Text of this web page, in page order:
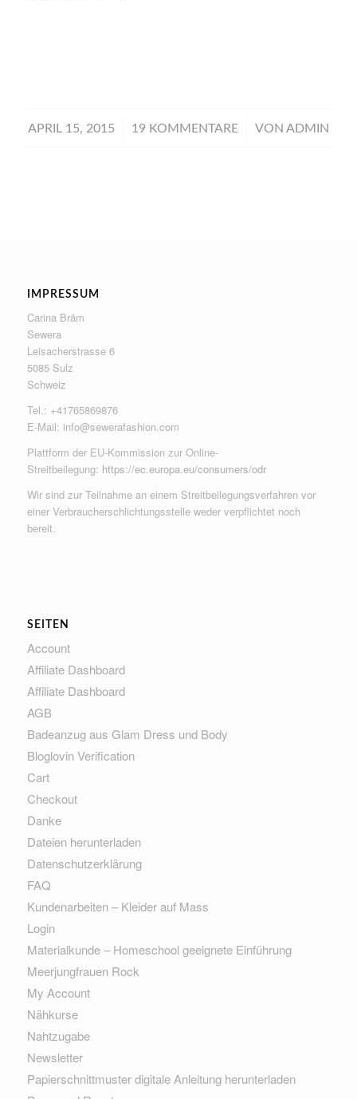
APRIL 15, 2015
/ 19 KOMMENTARE
/ VON ADMIN
IMPRESSUM
Carina Bräm
Sewera
Leisacherstrasse 6
5085 Sulz
Schweiz
Tel.: +41765869876
E-Mail: info@sewerafashion.com
Plattform der EU-Kommission zur Online-
Streitbeilegung: https://ec.europa.eu/consumers/odr
Wir sind zur Teilnahme an einem Streitbeilegungsverfahren vor
einer Verbraucherschlichtungsstelle weder verpflichtet noch
bereit.
SEITEN
Account
Affiliate Dashboard
Affiliate Dashboard
AGB
Badeanzug aus Glam Dress und Body
Bloglovin Verification
Cart
Checkout
Danke
Dateien herunterladen
Datenschutzerklärung
FAQ
Kundenarbeiten – Kleider auf Mass
Login
Materialkunde – Homeschool geeignete Einführung
Meerjungfrauen Rock
My Account
Nähkurse
Nahtzugabe
Newsletter
Papierschnittmuster digitale Anleitung herunterladen